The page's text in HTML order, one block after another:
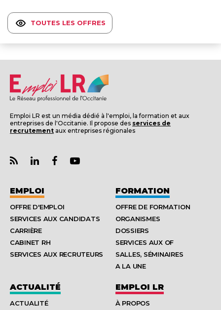
TOUTES LES OFFRES
Emploi LR est un média dédié à l'emploi, la formation et aux
entreprises de l'Occitanie. Il propose des services de
recrutement aux entreprises régionales
EMPLOI
OFFRE D'EMPLOI
SERVICES AUX CANDIDATS
CARRIÈRE
CABINET RH
SERVICES AUX RECRUTEURS
FORMATION
OFFRE DE FORMATION
ORGANISMES
DOSSIERS
SERVICES AUX OF
SALLES, SÉMINAIRES
A LA UNE
ACTUALITÉ
ACTUALITÉ
EMPLOI LR
À PROPOS